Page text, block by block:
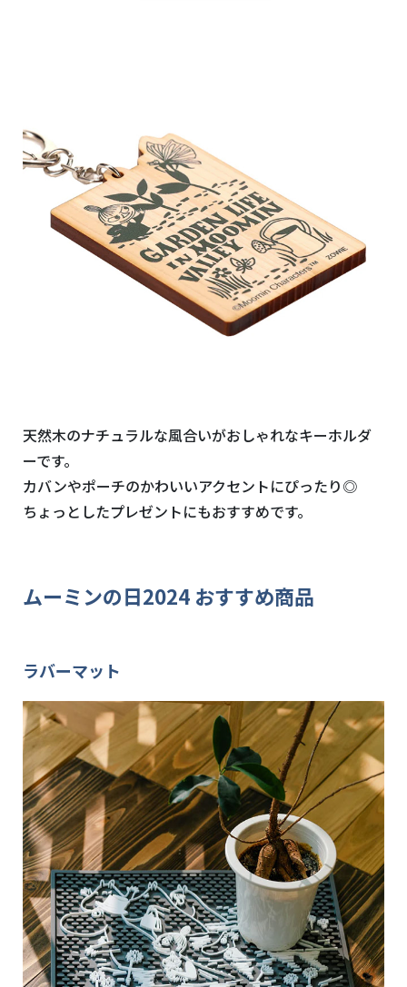
天然木のナチュラルな風合いがおしゃれなキーホルダ
ーです。
カバンやポーチのかわいいアクセントにぴったり◎
ちょっとしたプレゼントにもおすすめです。
ムーミンの日2024 おすすめ商品
ラバーマット